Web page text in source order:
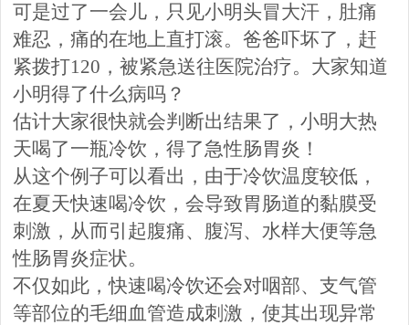
可是过了一会儿，只见小明头冒大汗，肚痛
难忍，痛的在地上直打滚。爸爸吓坏了，赶
紧拨打120，被紧急送往医院治疗。大家知道
小明得了什么病吗？
估计大家很快就会判断出结果了，小明大热
天喝了一瓶冷饮，得了急性肠胃炎！
从这个例子可以看出，由于冷饮温度较低，
在夏天快速喝冷饮，会导致胃肠道的黏膜受
刺激，从而引起腹痛、腹泻、水样大便等急
性肠胃炎症状。
不仅如此，快速喝冷饮还会对咽部、支气管
等部位的毛细血管造成刺激，使其出现异常